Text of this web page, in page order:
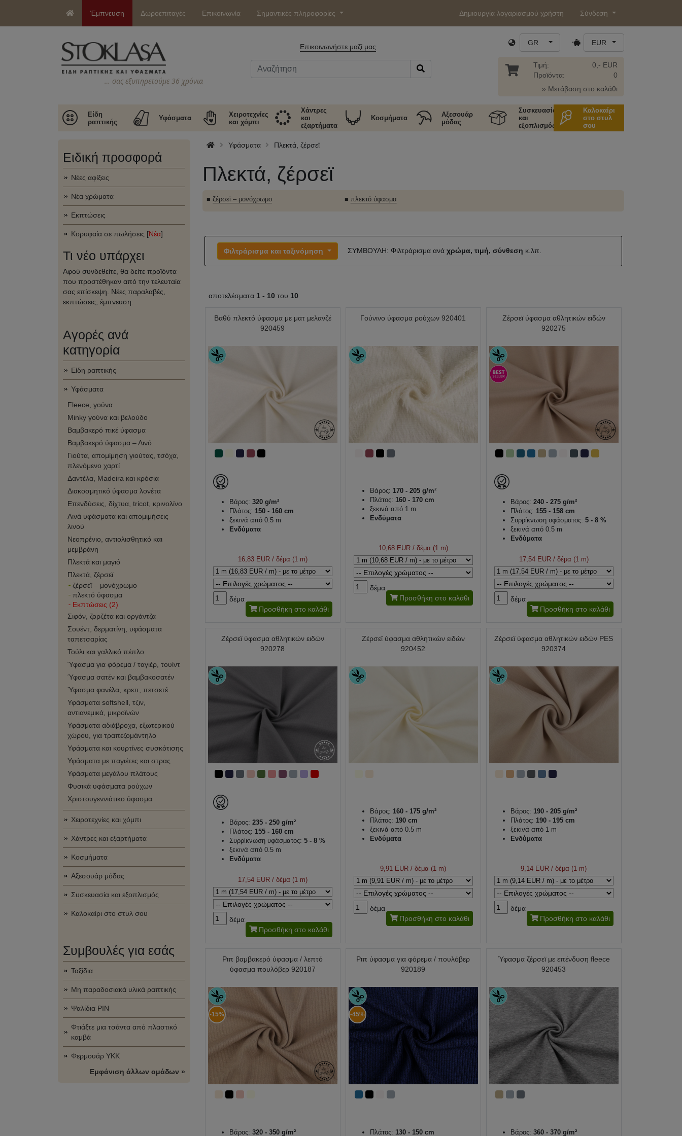
Έμπνευση Δωροεπιταγές Επικοινωνία Σημαντικές πληροφορίες Δημιουργία λογαριασμού χρήστη Σύνδεση
… σας εξυπηρετούμε 36 χρόνια
Επικοινωνήστε μαζί μας GR EUR
Τιμή:
Προϊόντα:
0,- EUR
0
» Μετάβαση στο καλάθι
Είδη
ραπτικής
Υφάσματα
Χειροτεχνίες
και χόμπι
Χάντρες
και
εξαρτήματα
Κοσμήματα
Αξεσουάρ
μόδας
Συσκευασία
και
εξοπλισμός
Καλοκαίρι
στο στυλ
σου
Ειδική προσφορά
Νέες αφίξεις
Νέα χρώματα
Εκπτώσεις
Κορυφαία σε πωλήσεις [Νέα]
Τι νέο υπάρχει
Αφού συνδεθείτε, θα δείτε προϊόντα
που προστέθηκαν από την τελευταία
σας επίσκεψη. Νέες παραλαβές,
εκπτώσεις, έμπνευση.
Αγορές ανά
κατηγορία
Είδη ραπτικής
Υφάσματα
Fleece, γούνα
Minky γούνα και βελούδο
Βαμβακερό πικέ ύφασμα
Βαμβακερό ύφασμα – Λινό
Γιούτα, απομίμηση γιούτας, τσόχα,
πλενόμενο χαρτί
Δαντέλα, Madeira και κρόσια
Διακοσμητικό ύφασμα λονέτα
Επενδύσεις, δίχτυα, tricot, κρινολίνο
Λινά υφάσματα και απομιμήσεις
λινού
Νεοπρένιο, αντιολισθητικό και
μεμβράνη
Πλεκτά και μαγιό
Πλεκτά, ζέρσεϊ
ζέρσεϊ – μονόχρωμο
πλεκτό ύφασμα
Εκπτώσεις (2)
Σιφόν, ζορζέτα και οργάντζα
Σουέντ, δερματίνη, υφάσματα
ταπετσαρίας
Τούλι και γαλλικό πέπλο
Ύφασμα για φόρεμα / ταγιέρ, τουίντ
Ύφασμα σατέν και βαμβακοσατέν
Ύφασμα φανέλα, κρεπ, πετσετέ
Υφάσματα softshell, τζιν,
αντιανεμικά, μικροϊνών
Υφάσματα αδιάβροχα, εξωτερικού
χώρου, για τραπεζομάντηλο
Υφάσματα και κουρτίνες συσκότισης
Υφάσματα με παγιέτες και στρας
Υφάσματα μεγάλου πλάτους
Φυσικά υφάσματα ρούχων
Χριστουγεννιάτικο ύφασμα
Χειροτεχνίες και χόμπι
Χάντρες και εξαρτήματα
Κοσμήματα
Αξεσουάρ μόδας
Συσκευασία και εξοπλισμός
Καλοκαίρι στο στυλ σου
Συμβουλές για εσάς
Ταξίδια
Μη παραδοσιακά υλικά ραπτικής
Ψαλίδια PIN
Φτιάξτε μια τσάντα από πλαστικό
καμβά
Φερμουάρ YKK
Εμφάνιση άλλων ομάδων »
Υφάσματα Πλεκτά, ζέρσεϊ
Πλεκτά, ζέρσεϊ
■ ζέρσεϊ – μονόχρωμο ■ πλεκτό ύφασμα
Φιλτράρισμα και ταξινόμηση ΣΥΜΒΟΥΛΗ: Φιλτράρισμα ανά χρώμα, τιμή, σύνθεση κ.λπ.
αποτελέσματα 1 - 10 του 10
Βαθύ πλεκτό ύφασμα με ματ μελανζέ
920459
Βάρος: 320 g/m²
Πλάτος: 150 - 160 cm
ξεκινά από 0.5 m
Ενδύματα
16,83 EUR/ δέμα (1 m)
δέμα
Προσθήκη στο καλάθι
Γούνινο ύφασμα ρούχων 920401
Βάρος: 170 - 205 g/m²
Πλάτος: 160 - 170 cm
ξεκινά από 1 m
Ενδύματα
10,68 EUR/ δέμα (1 m)
δέμα
Προσθήκη στο καλάθι
Ζέρσεϊ ύφασμα αθλητικών ειδών
920275
Βάρος: 240 - 275 g/m²
Πλάτος: 155 - 158 cm
Συρρίκνωση υφάσματος: 5 - 8 %
ξεκινά από 0.5 m
Ενδύματα
17,54 EUR/ δέμα (1 m)
δέμα
Προσθήκη στο καλάθι
Ζέρσεϊ ύφασμα αθλητικών ειδών
920278
Βάρος: 235 - 250 g/m²
Πλάτος: 155 - 160 cm
Συρρίκνωση υφάσματος: 5 - 8 %
ξεκινά από 0.5 m
Ενδύματα
17,54 EUR/ δέμα (1 m)
δέμα
Προσθήκη στο καλάθι
Ζέρσεϊ ύφασμα αθλητικών ειδών
920452
Βάρος: 160 - 175 g/m²
Πλάτος: 190 cm
ξεκινά από 0.5 m
Ενδύματα
9,91 EUR / δέμα (1 m)
δέμα
Προσθήκη στο καλάθι
Ζέρσεϊ ύφασμα αθλητικών ειδών PES
920374
Βάρος: 190 - 205 g/m²
Πλάτος: 190 - 195 cm
ξεκινά από 1 m
Ενδύματα
9,14 EUR / δέμα (1 m)
δέμα
Προσθήκη στο καλάθι
Ριπ βαμβακερό ύφασμα / λεπτό
ύφασμα πουλόβερ 920187
-15%
Βάρος: 320 - 350 g/m²
Ριπ ύφασμα για φόρεμα / πουλόβερ
920189
-45%
Πλάτος: 130 - 150 cm
Ύφασμα ζέρσεϊ με επένδυση fleece
920453
Βάρος: 360 - 370 g/m²